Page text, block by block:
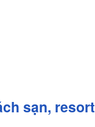
sạn, resort